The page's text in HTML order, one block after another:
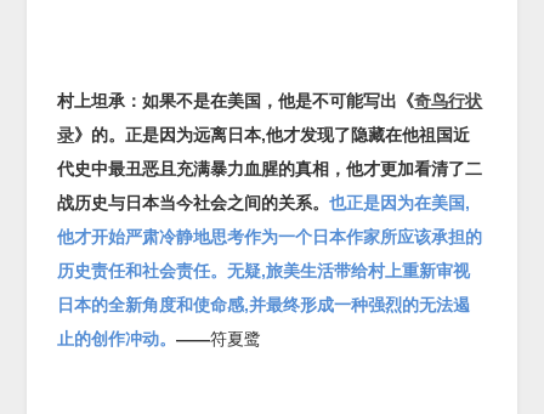
村上坦承 ：如果不是在美国 ，他是不可能写出《奇鸟行状
录》的。正是因为远离日本,他才发现了隐藏在他祖国近
代史中最丑恶且充满暴力血腥的真相 ，他才更加看清了二
战历史与日本当今社会之间的关系。也正是因为在美国,
他才开始严肃冷静地思考作为一个日本作家所应该承担的
历史责任和社会责任。无疑,旅美生活带给村上重新审视
日本的全新角度和使命感,并最终形成一种强烈的无法遏
止的创作冲动。——符夏鹭